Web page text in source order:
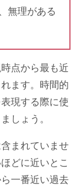
無理がある
点から最も近
ます。時間的
現する際に使
しょう。
まれていませ
どに近いとこ
一番近い過去